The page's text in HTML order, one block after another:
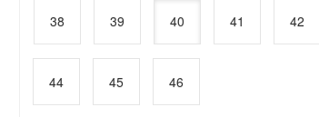
38 39 40 41 42
44 45 46